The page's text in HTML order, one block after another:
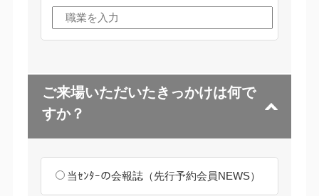
ご来場いただいたきっかけは何で
すか？
当ｾﾝﾀｰの会報誌（先行予約会員NEWS）